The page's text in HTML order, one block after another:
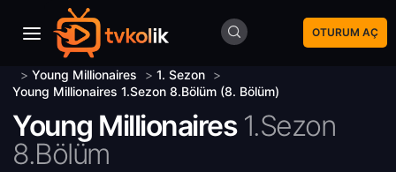
OTURUM AÇ
> Young Millionaires > 1. Sezon >
Young Millionaires 1.Sezon 8.Bölüm (8. Bölüm)
Young Millionaires 1.Sezon
8.Bölüm